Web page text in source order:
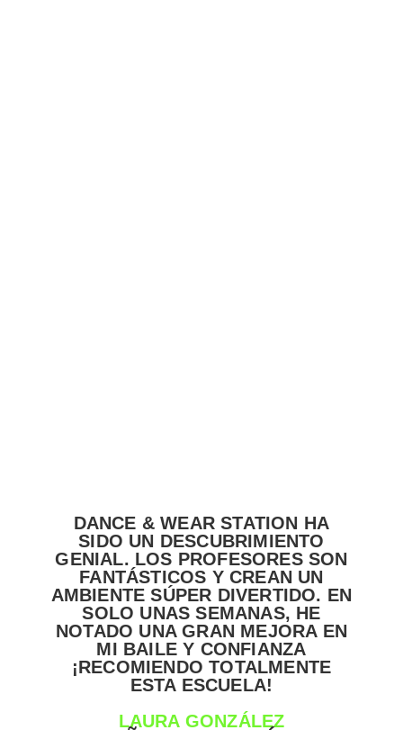
DANCE & WEAR STATION HA
SIDO UN DESCUBRIMIENTO
GENIAL. LOS PROFESORES SON
FANTÁSTICOS Y CREAN UN
AMBIENTE SÚPER DIVERTIDO. EN
SOLO UNAS SEMANAS, HE
NOTADO UNA GRAN MEJORA EN
MI BAILE Y CONFIANZA
¡RECOMIENDO TOTALMENTE
ESTA ESCUELA!
LAURA GONZÁLEZ